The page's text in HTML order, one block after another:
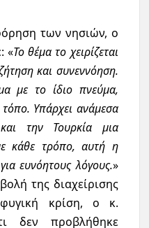
των νησιών, ο
«Το θέμα το χειρίζεται
και συνεννόηση.
με το ίδιο πνεύμα,
Υπάρχει ανάμεσα
την Τουρκία μια
κάθε τρόπο, αυτή η
ευνόητους λόγους.»
της διαχείρισης
κρίση, ο κ.
δεν προβλήθηκε